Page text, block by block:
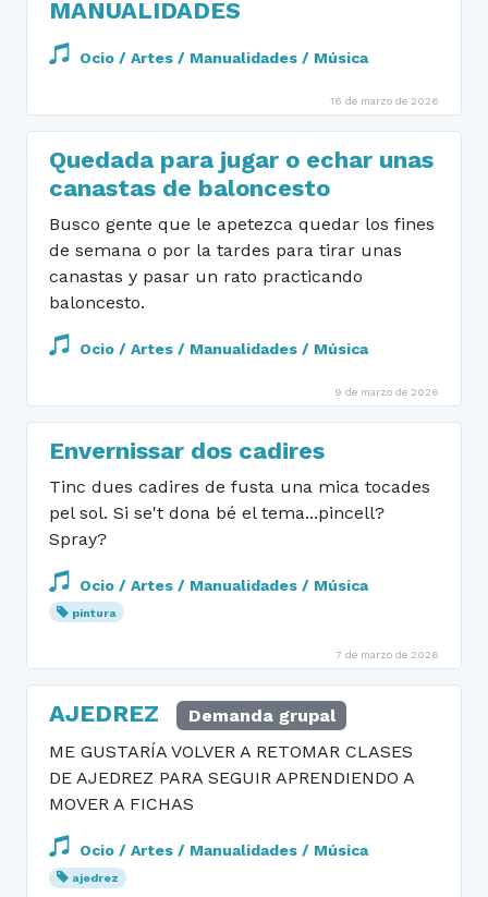
MANUALIDADES
Ocio / Artes / Manualidades / Música
16 de marzo de 2026
Quedada para jugar o echar unas
canastas de baloncesto
Busco gente que le apetezca quedar los fines
de semana o por la tardes para tirar unas
canastas y pasar un rato practicando
baloncesto.
Ocio / Artes / Manualidades / Música
9 de marzo de 2026
Envernissar dos cadires
Tinc dues cadires de fusta una mica tocades
pel sol. Si se't dona bé el tema...pincell?
Spray?
Ocio / Artes / Manualidades / Música
pintura
7 de marzo de 2026
AJEDREZ
Demanda grupal
ME GUSTARÍA VOLVER A RETOMAR CLASES
DE AJEDREZ PARA SEGUIR APRENDIENDO A
MOVER A FICHAS
Ocio / Artes / Manualidades / Música
ajedrez